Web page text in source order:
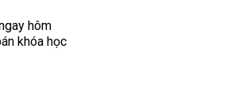
hôm
khóa học